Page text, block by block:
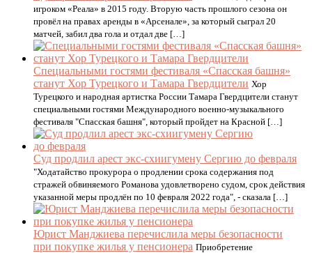
игроком «Реала» в 2015 году. Вторую часть прошлого сезона он
провёл на правах аренды в «Арсенале», за который сыграл 20
матчей, забил два гола и отдал две […]
Специальными гостями фестиваля «Спасская башня»
станут Хор Турецкого и Тамара Гвердцители Хор
Турецкого и народная артистка России Тамара Гвердцители станут
специальными гостями Международного военно-музыкального
фестиваля "Спасская башня", который пройдет на Красной […]
Суд продлил арест экс-схиигумену Сергию до февраля
"Ходатайство прокурора о продлении срока содержания под
стражей обвиняемого Романова удовлетворено судом, срок действия
указанной меры продлён по 10 февраля 2022 года", - сказала […]
Юрист Манджиева перечислила меры безопасности
при покупке жилья у пенсионера Приобретение